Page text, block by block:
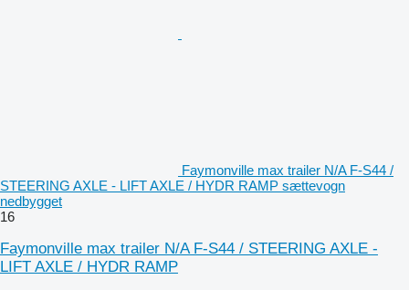
Faymonville max trailer N/A F-S44 /
STEERING AXLE - LIFT AXLE / HYDR RAMP sættevogn
nedbygget
16
Faymonville max trailer N/A F-S44 / STEERING AXLE -
LIFT AXLE / HYDR RAMP